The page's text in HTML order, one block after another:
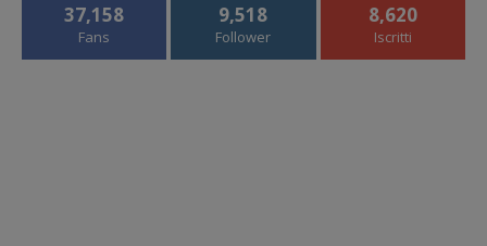
37,158
Fans
9,518
Follower
8,620
Iscritti